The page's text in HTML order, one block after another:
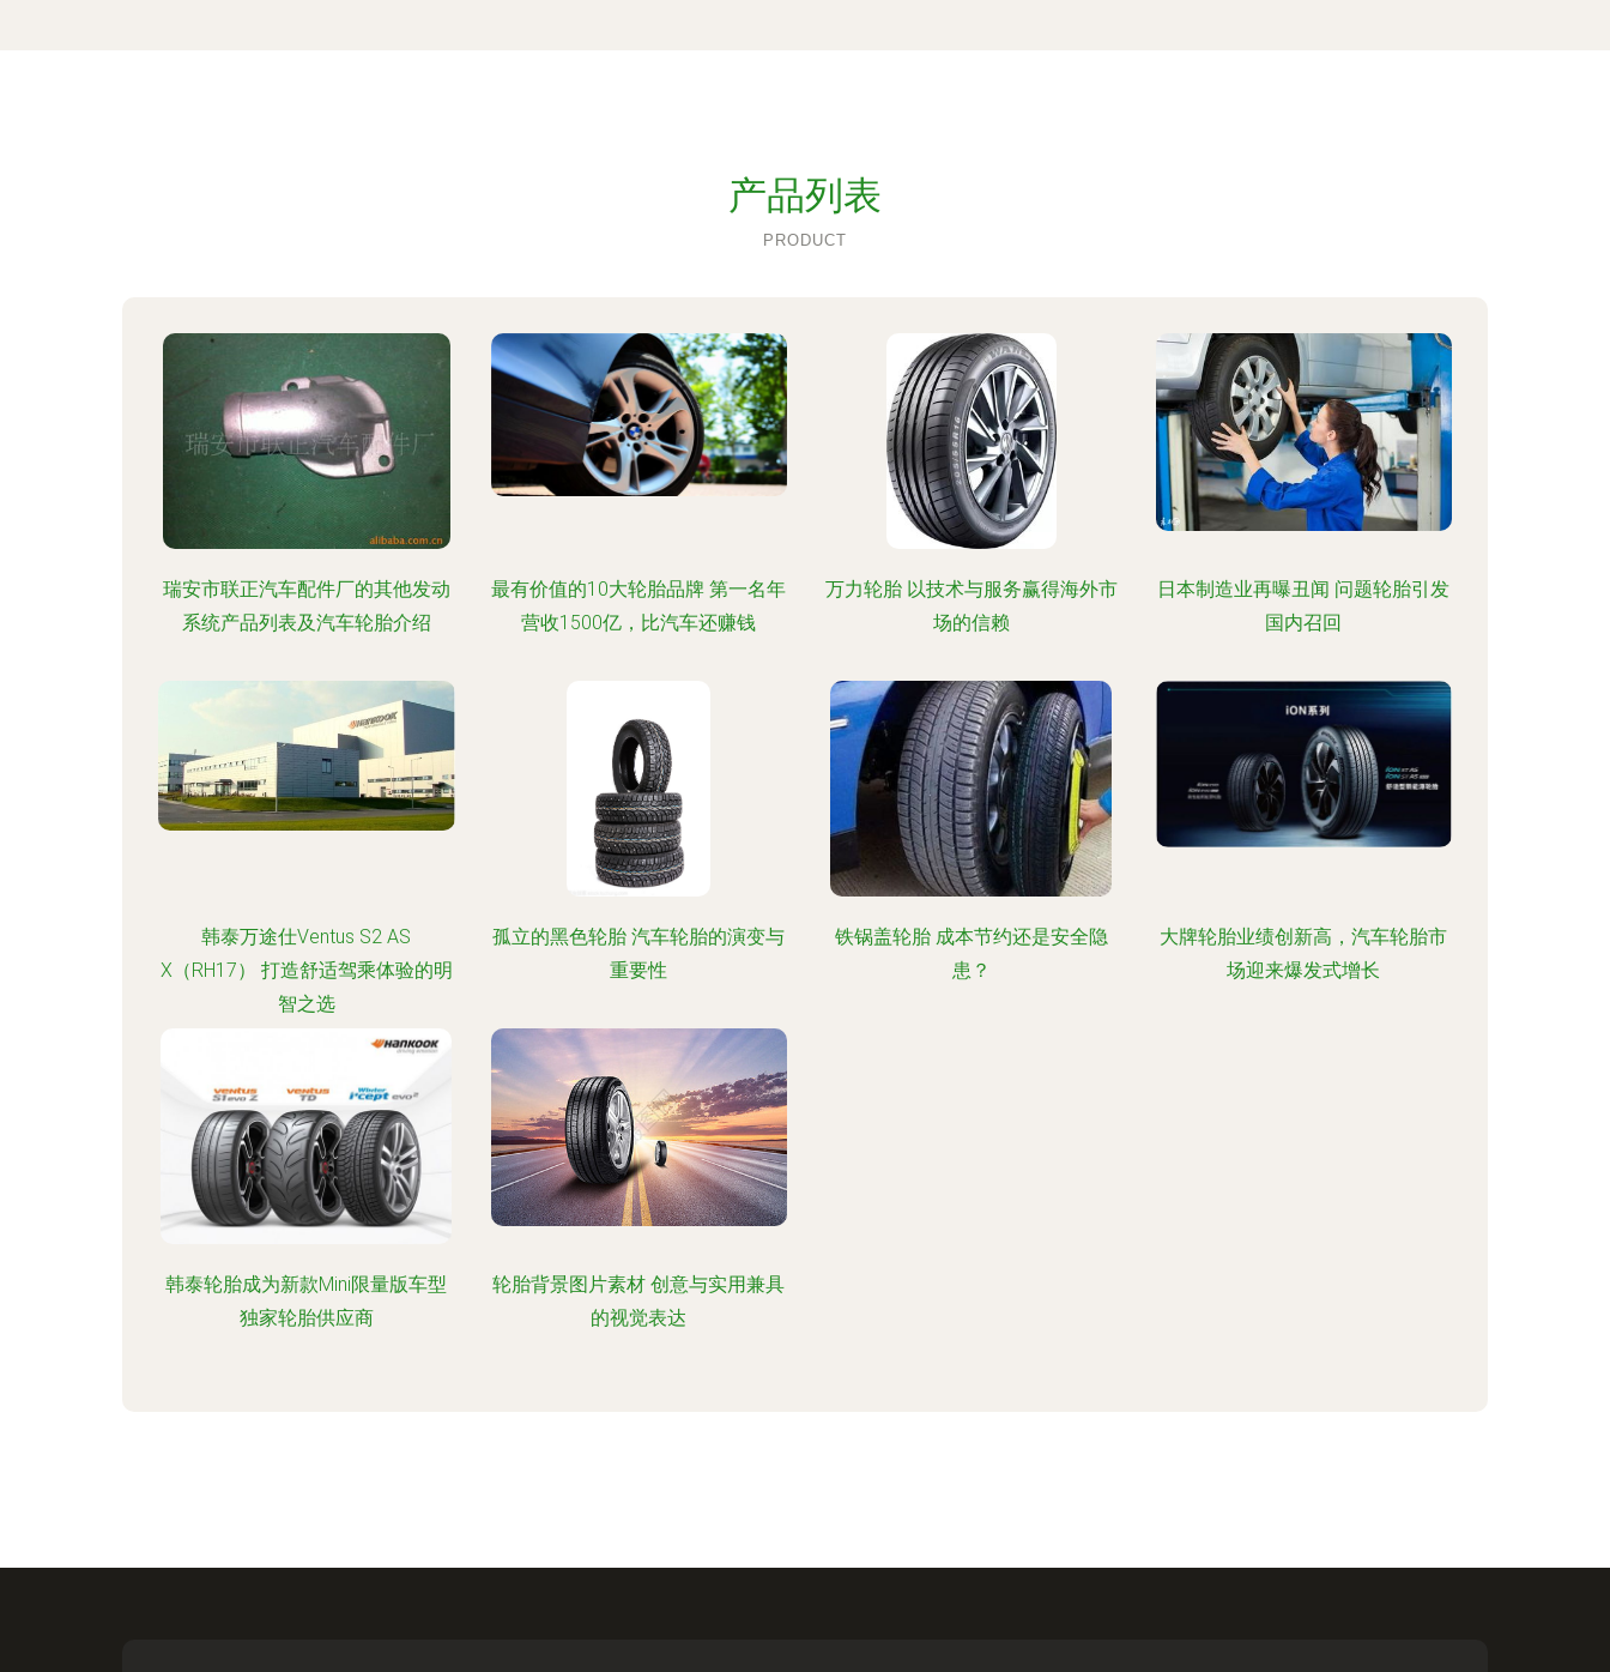
产品列表
PRODUCT
瑞安市联正汽车配件厂的其他发动
系统产品列表及汽车轮胎介绍
最有价值的10大轮胎品牌 第一名年
营收1500亿，比汽车还赚钱
万力轮胎 以技术与服务赢得海外市
场的信赖
日本制造业再曝丑闻 问题轮胎引发
国内召回
韩泰万途仕Ventus S2 AS
X（RH17） 打造舒适驾乘体验的明
智之选
孤立的黑色轮胎 汽车轮胎的演变与
重要性
铁锅盖轮胎 成本节约还是安全隐
患？
大牌轮胎业绩创新高，汽车轮胎市
场迎来爆发式增长
韩泰轮胎成为新款Mini限量版车型
独家轮胎供应商
轮胎背景图片素材 创意与实用兼具
的视觉表达